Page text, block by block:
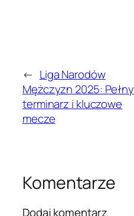
← Liga Narodów
Mężczyzn 2025: Pełny
terminarz i kluczowe
mecze
Komentarze
Dodaj komentarz